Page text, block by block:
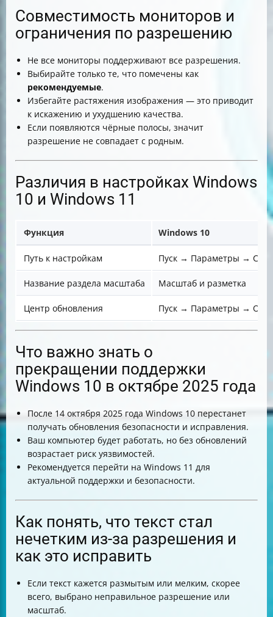
Совместимость мониторов и
ограничения по разрешению
Не все мониторы поддерживают все разрешения.
Выбирайте только те, что помечены как
рекомендуемые.
Избегайте растяжения изображения — это приводит
к искажению и ухудшению качества.
Если появляются чёрные полосы, значит
разрешение не совпадает с родным.
Различия в настройках Windows
10 и Windows 11
Функция Windows 10
Путь к настройкам Пуск → Параметры →
Название раздела масштаба Масштаб и разметка
Центр обновления Пуск → Параметры →
Что важно знать о
прекращении поддержки
Windows 10 в октябре 2025 года
После 14 октября 2025 года Windows 10 перестанет
получать обновления безопасности и исправления.
Ваш компьютер будет работать, но без обновлений
возрастает риск уязвимостей.
Рекомендуется перейти на Windows 11 для
актуальной поддержки и безопасности.
Как понять, что текст стал
нечетким из-за разрешения и
как это исправить
Если текст кажется размытым или мелким, скорее
всего, выбрано неправильное разрешение или
масштаб.